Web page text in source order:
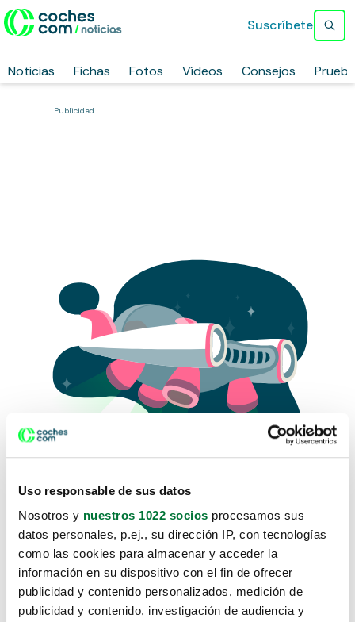
Uso responsable de sus datos
Nosotros y nuestros 1022 socios procesamos sus
datos personales, p.ej., su dirección IP, con tecnologías
como las cookies para almacenar y acceder la
información en su dispositivo con el fin de ofrecer
publicidad y contenido personalizados, medición de
publicidad y contenido, investigación de audiencia y
Noticias Fichas Fotos Vídeos Consejos
Suscríbete
Publicidad
Lo sentimos, no sabemos como
te hemos traido hasta aquí.